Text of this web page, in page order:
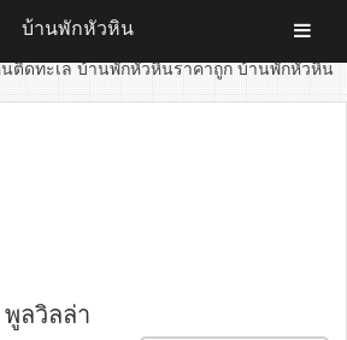
านพักหัวหิน
ติดทะเล บ้านพักหัวหินราคาถูก บ้านพักหัวหิน
ลวิลล่า
บ้านพักหัวหิน